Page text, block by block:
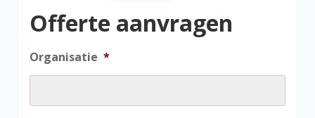
Offerte aanvragen
Organisatie *